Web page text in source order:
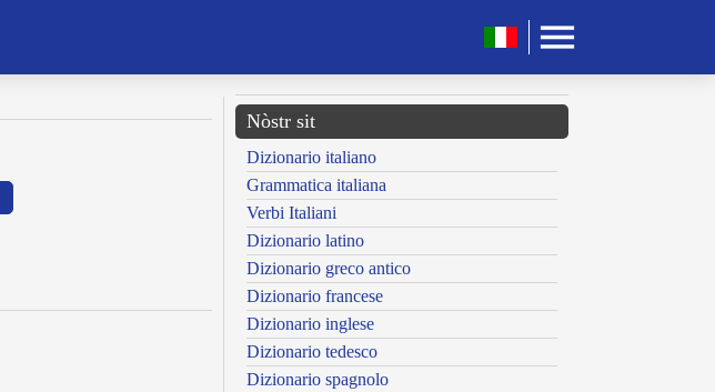
Nòstr sit
Dizionario italiano
Grammatica italiana
Verbi Italiani
Dizionario latino
Dizionario greco antico
Dizionario francese
Dizionario inglese
Dizionario tedesco
Dizionario spagnolo